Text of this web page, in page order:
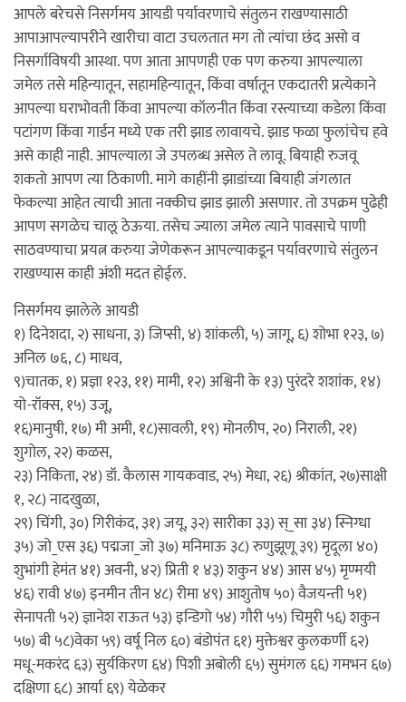
आपले बरेचसे निसर्गमय आयडी पर्यावरणाचे संतुलन राखण्यासाठी
आपाआपल्यापरीने खारीचा वाटा उचलतात मग तो त्यांचा छंद असो व
निसर्गाविषयी आस्था. पण आता आपणही एक पण करुया आपल्याला
जमेल तसे महिन्यातून, सहामहिन्यातून, किंवा वर्षातून एकदातरी प्रत्येकाने
आपल्या घराभोवती किंवा आपल्या कॉलनीत किंवा रस्त्याच्या कडेला किंवा
पटांगण किंवा गार्डन मध्ये एक तरी झाड लावायचे. झाड फळा फुलांचेच हवे
असे काही नाही. आपल्याला जे उपलब्ध असेल ते लावू. बियाही रुजवू
शकतो आपण त्या ठिकाणी. मागे काहींनी झाडांच्या बियाही जंगलात
फेकल्या आहेत त्याची आता नक्कीच झाड झाली असणार. तो उपक्रम पुढेही
आपण सगळेच चालू ठेऊया. तसेच ज्याला जमेल त्याने पावसाचे पाणी
साठवण्याचा प्रयत्न करुया जेणेकरून आपल्याकडून पर्यावरणाचे संतुलन
राखण्यास काही अंशी मदत होईल.
निसर्गमय झालेले आयडी
१) दिनेशदा, २) साधना, ३) जिप्सी, ४) शांकली, ५) जागू, ६) शोभा १२३, ७)
अनिल ७६, ८) माधव,
९)चातक, १) प्रज्ञा १२३, ११) मामी, १२) अश्विनी के १३) पुरंदरे शशांक, १४)
यो-रॉक्स, १५) उजू,
१६)मानुषी, १७) मी अमी, १८)सावली, १९) मोनलीप, २०) निराली, २१)
शुगोल, २२) कळस,
२३) निकिता, २४) डॉ. कैलास गायकवाड, २५) मेधा, २६) श्रीकांत, २७)साक्षी
१, २८) नादखुळा,
२९) चिंगी, ३०) गिरीकंद, ३१) जयू, ३२) सारीका ३३) स्_सा ३४) स्निग्धा
३५) जो_एस ३६) पद्मजा_जो ३७) मनिमाऊ ३८) रुणुझूणू ३९) मृदूला ४०)
शुभांगी हेमंत ४१) अवनी, ४२) प्रिती १ ४३) शकुन ४४) आस ४५) मृण्मयी
४६) रावी ४७) इनमीन तीन ४८) रीमा ४९) आशुतोष ५०) वैजयन्ती ५१)
सेनापती ५२) ज्ञानेश राऊत ५३) इन्डिगो ५४) गौरी ५५) चिमुरी ५६) शकुन
५७) बी ५८)वेका ५९) वर्षू निल ६०) बंडोपंत ६१) मुक्तेश्वर कुलकर्णी ६२)
मधू-मकरंद ६३) सुर्यकिरण ६४) पिशी अबोली ६५) सुमंगल ६६) गमभन ६७)
दक्षिणा ६८) आर्या ६९) येळेकर